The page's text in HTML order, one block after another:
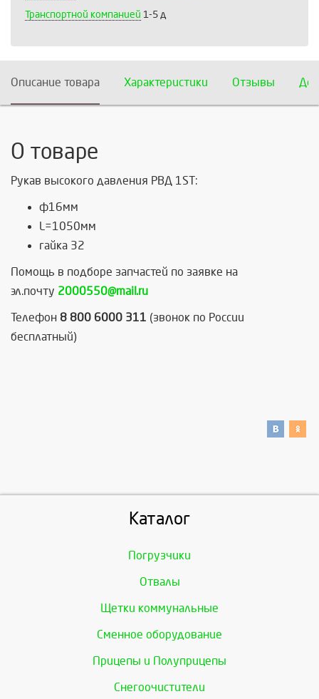
Транспортной компанией 1-5 д
Описание товара Характеристики Отзывы
О товаре
Рукав высокого давления РВД 1ST:
ф16мм
L=1050мм
гайка 32
Помощь в подборе запчастей по заявке на
эл.почту 2000550@mail.ru
Телефон 8 800 6000 311 (звонок по России
бесплатный)
Каталог
Погрузчики
Отвалы
Щетки коммунальные
Сменное оборудование
Прицепы и Полуприцепы
Снегоочистители